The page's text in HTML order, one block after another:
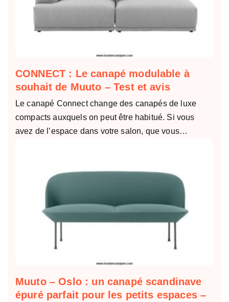
CONNECT : Le canapé modulable à
souhait de Muuto – Test et avis
Le canapé Connect change des canapés de luxe
compacts auxquels on peut être habitué. Si vous
avez de l’espace dans votre salon, que vous…
Muuto – Oslo : un canapé scandinave
épuré parfait pour les petits espaces –